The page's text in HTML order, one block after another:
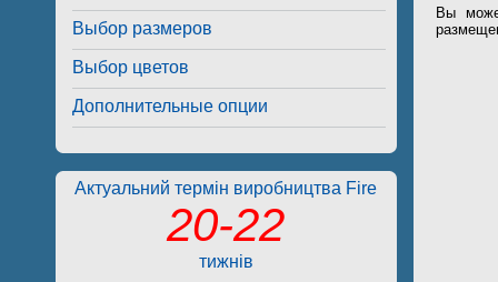
Выбор размеров
Выбор цветов
Дополнительные опции
Актуальний термін виробництва Fire
20-22
тижнів
Вы